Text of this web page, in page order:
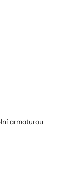
armaturou